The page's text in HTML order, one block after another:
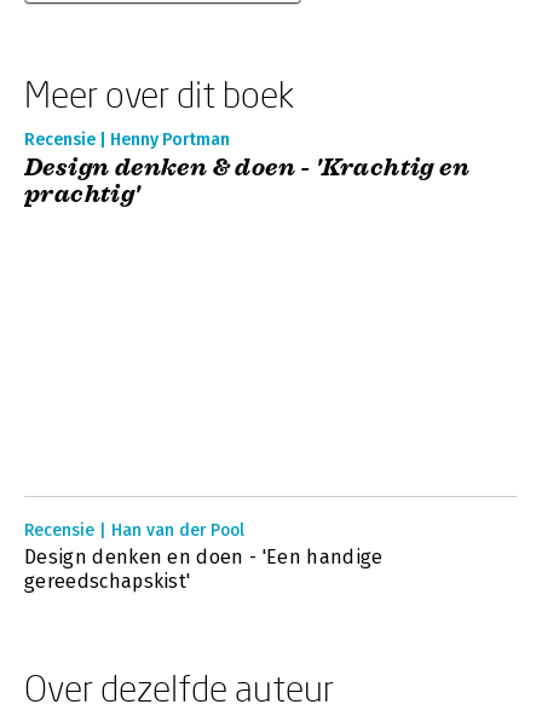
Meer over dit boek
Recensie | Henny Portman
Design denken & doen - 'Krachtig en
prachtig'
Recensie | Han van der Pool
Design denken en doen - 'Een handige
gereedschapskist'
Over dezelfde auteur